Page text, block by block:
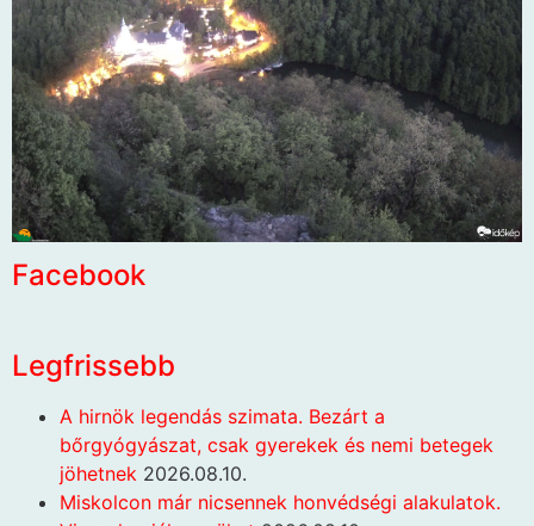
Facebook
Legfrissebb
A hirnök legendás szimata. Bezárt a
bőrgyógyászat, csak gyerekek és nemi betegek
jöhetnek 2026.08.10.
Miskolcon már nicsennek honvédségi alakulatok.